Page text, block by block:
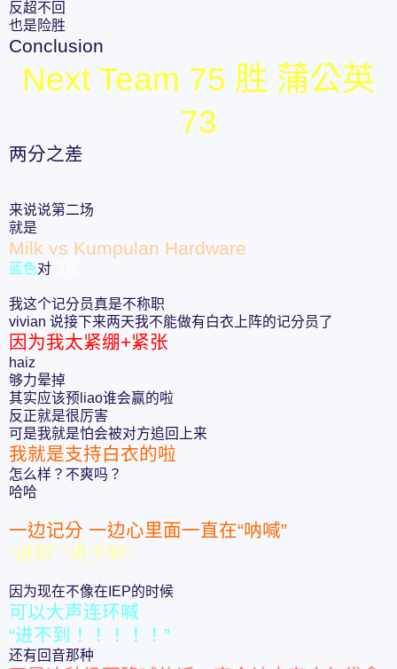
反超不回
也是险胜
Conclusion
Next Team 75 胜 蒲公英
73
两分之差
来说说第二场
就是
Milk vs Kumpulan Hardware
蓝色对
我这个记分员真是不称职
vivian 说接下来两天我不能做有白衣上阵的记分员了
因为我太紧绷+紧张
haiz
够力晕掉
其实应该预liao谁会赢的啦
反正就是很厉害
可是我就是怕会被对方追回上来
我就是支持白衣的啦
怎么样？不爽吗？
哈哈
一边记分 一边心里面一直在“呐喊”
“进到” “进不到”
因为现在不像在IEP的时候
可以大声连环喊
“进不到！！！！！”
还有回音那种